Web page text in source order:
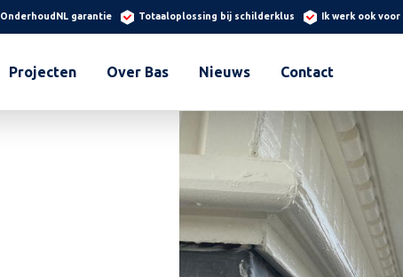
OnderhoudNL garantie Totaaloplossing bij schilderklus Ik werk ook voor
Projecten Over Bas Nieuws Contact